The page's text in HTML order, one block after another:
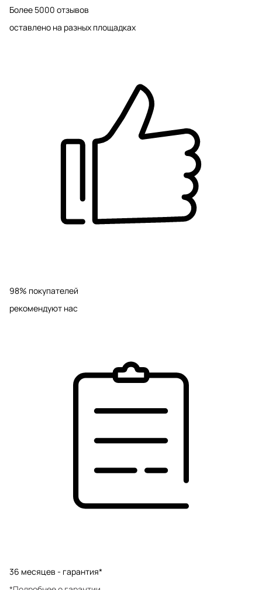
Более 5000 отзывов
оставлено на разных площадках
98% покупателей
рекомендуют нас
36 месяцев - гарантия*